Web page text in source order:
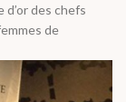
des chefs
de